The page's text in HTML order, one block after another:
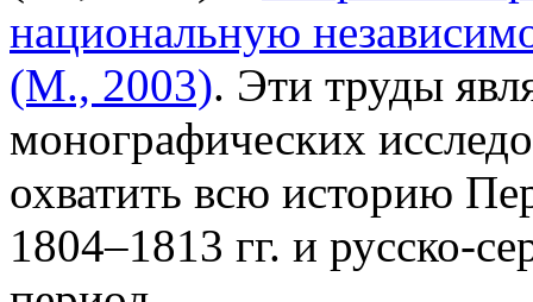
национальную
(М., 2003). Эти труды
монографических
охватить всю историю
1804–1813 гг. и русско-